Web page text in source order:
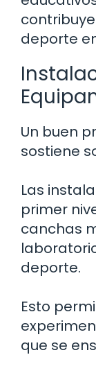
deporte
Un buen
sostiene
Las
primer
canchas
deporte.
Esto
que se